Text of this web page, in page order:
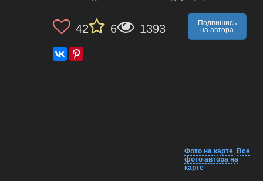
42 6 1393
Подпишись
на автора
Фото на карте, Все
фото автора на
карте